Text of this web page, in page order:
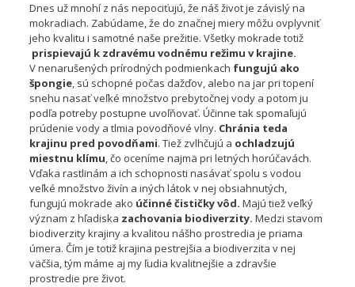
Dnes už mnohí z nás nepociťujú, že náš život je závislý na
mokradiach. Zabúdame, že do značnej miery môžu ovplyvniť
jeho kvalitu i samotné naše prežitie. Všetky mokrade totiž
prispievajú k zdravému vodnému režimu v krajine.
V nenarušených prírodných podmienkach fungujú ako
špongie, sú schopné počas dažďov, alebo na jar pri topení
snehu nasať veľké množstvo prebytočnej vody a potom ju
podľa potreby postupne uvoľňovať. Účinne tak spomaľujú
prúdenie vody a tlmia povodňové vlny. Chránia teda
krajinu pred povodňami. Tiež zvlhčujú a ochladzujú
miestnu klímu, čo oceníme najmä pri letných horúčavách.
Vďaka rastlinám a ich schopnosti nasávať spolu s vodou
veľké množstvo živín a iných látok v nej obsiahnutých,
fungujú mokrade ako účinné čističky vôd. Majú tiež veľký
význam z hľadiska zachovania biodiverzity. Medzi stavom
biodiverzity krajiny a kvalitou nášho prostredia je priama
úmera. Čím je totiž krajina pestrejšia a biodiverzita v nej
väčšia, tým máme aj my ľudia kvalitnejšie a zdravšie
prostredie pre život.